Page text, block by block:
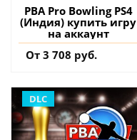
PBA Pro Bowling PS4
(Индия) купить игру
на аккаунт
От 3 708 руб.
DLC